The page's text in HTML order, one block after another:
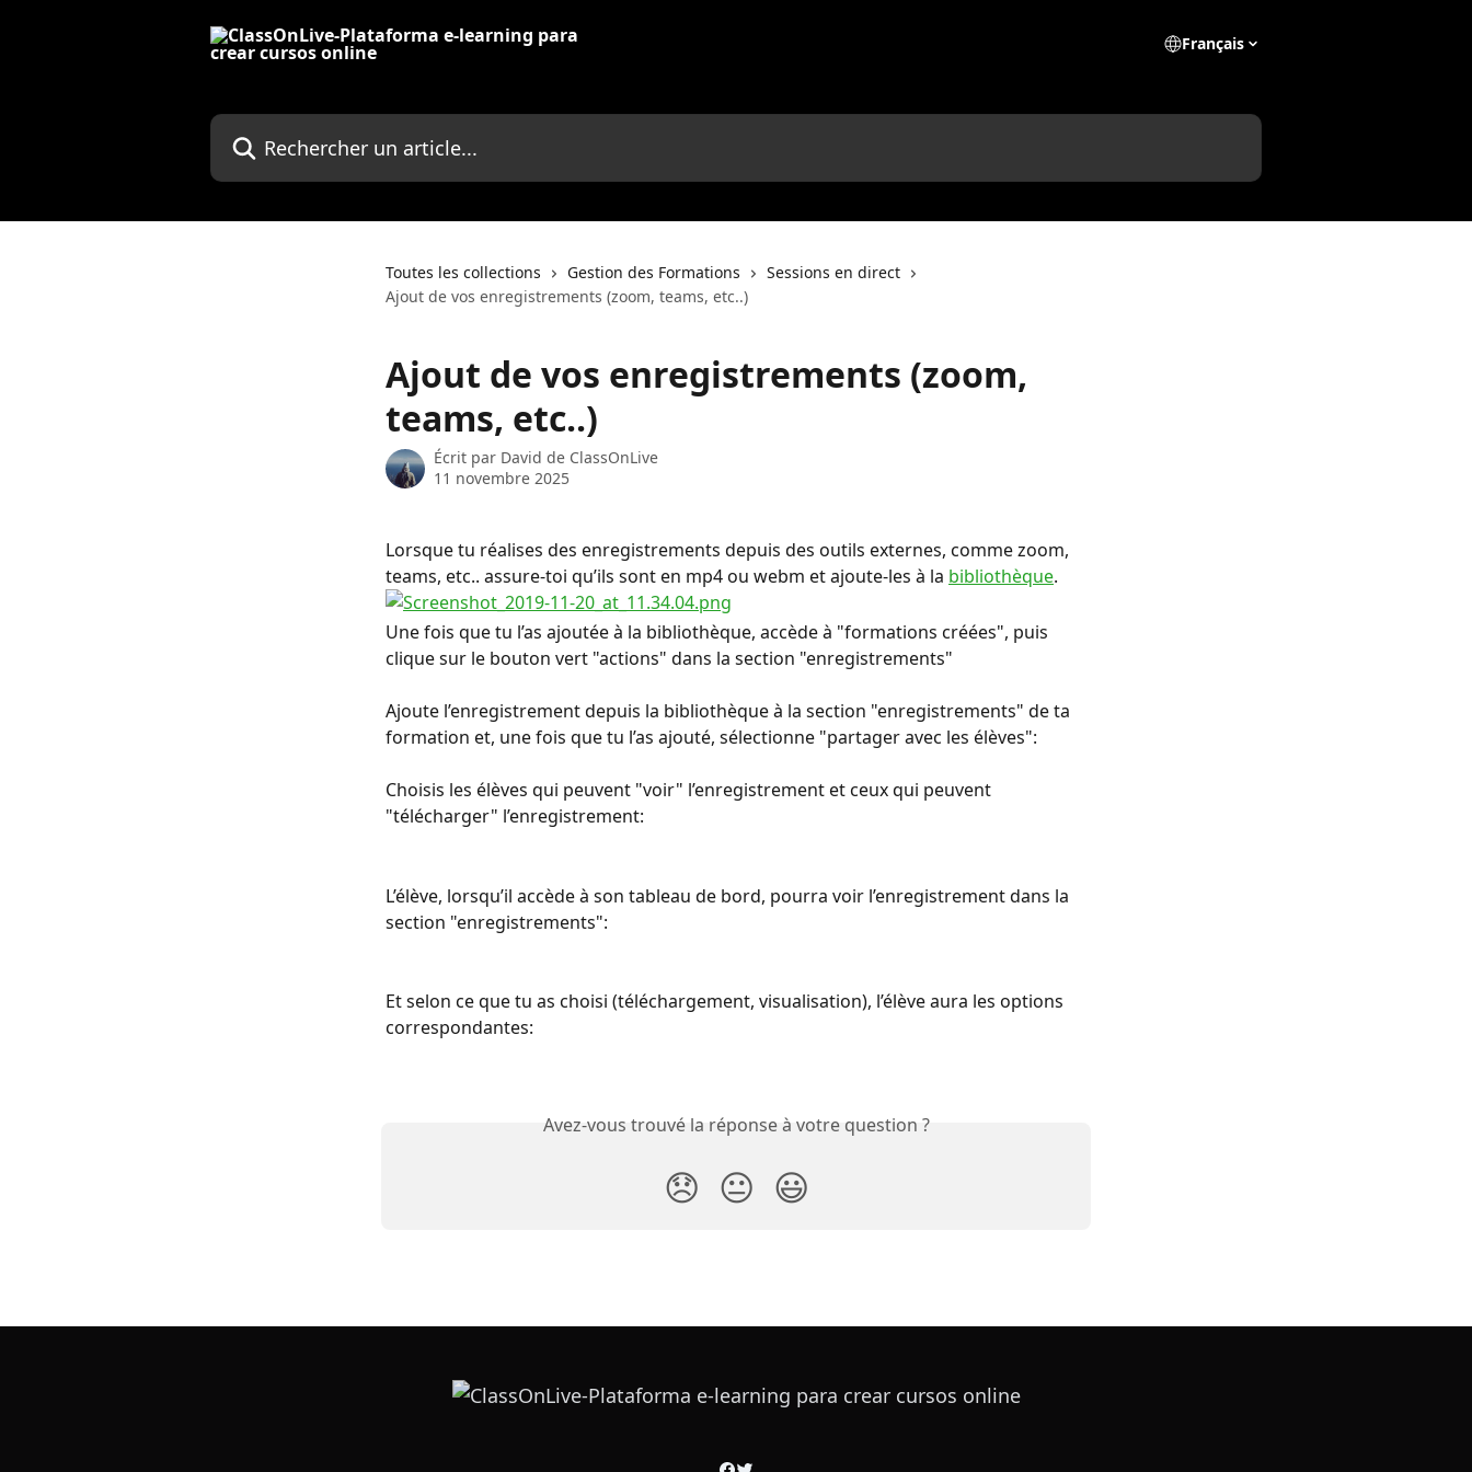
Français
Rechercher un article...
Toutes les collections Gestion des Formations
Sessions en direct
Ajout de vos enregistrements (zoom, teams, etc..)
Ajout de vos enregistrements (zoom,
teams, etc..)
Écrit par David de ClassOnLive
11 novembre 2025
Lorsque tu réalises des enregistrements depuis des outils externes, comme zoom,
teams, etc.. assure-toi qu’ils sont en mp4 ou webm et ajoute-les à la bibliothèque.
Une fois que tu l’as ajoutée à la bibliothèque, accède à "formations créées", puis
clique sur le bouton vert "actions" dans la section "enregistrements"
Ajoute l’enregistrement depuis la bibliothèque à la section "enregistrements" de ta
formation et, une fois que tu l’as ajouté, sélectionne "partager avec les élèves":
Choisis les élèves qui peuvent "voir" l’enregistrement et ceux qui peuvent
"télécharger" l’enregistrement:
L’élève, lorsqu’il accède à son tableau de bord, pourra voir l’enregistrement dans la
section "enregistrements":
Et selon ce que tu as choisi (téléchargement, visualisation), l’élève aura les options
correspondantes:
Avez-vous trouvé la réponse à votre question ?
😞 😐 😃